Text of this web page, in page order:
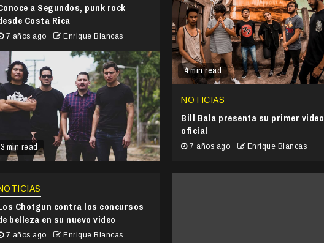
3 min read
a Segundos, punk rock
Costa Rica
7 años ago Enrique Blancas
4 min read
NOTICIAS
Bill Bala presenta su primer video
oficial
7 años ago Enrique Blancas
Chotgun contra los concursos
belleza en su nuevo video
7 años ago Enrique Blancas